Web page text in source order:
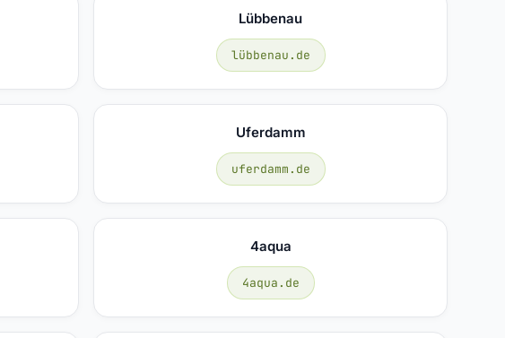
Lübbenau
lübbenau.de
Uferdamm
uferdamm.de
4aqua
4aqua.de